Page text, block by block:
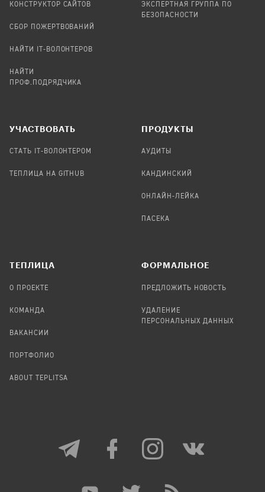
КОНСТРУКТОР САЙТОВ
СБОР ПОЖЕРТВОВАНИЙ
НАЙТИ IT-ВОЛОНТЕРОВ
НАЙТИ
ПРОФ.ПОДРЯДЧИКА
ЭКСПЕРТНАЯ ГРУППА ПО
БЕЗОПАСНОСТИ
УЧАСТВОВАТЬ
СТАТЬ IT-ВОЛОНТЕРОМ
ТЕПЛИЦА НА GITHUB
ПРОДУКТЫ
АУДИТЫ
КАНДИНСКИЙ
ОНЛАЙН-ЛЕЙКА
ПАСЕКА
TЕПЛИЦА
О ПРОЕКТЕ
КОМАНДА
ВАКАНСИИ
ПОРТФОЛИО
ABOUT TEPLITSA
ФОРМАЛЬНОЕ
ПРЕДЛОЖИТЬ НОВОСТЬ
УДАЛЕНИЕ
ПЕРСОНАЛЬНЫХ ДАННЫХ